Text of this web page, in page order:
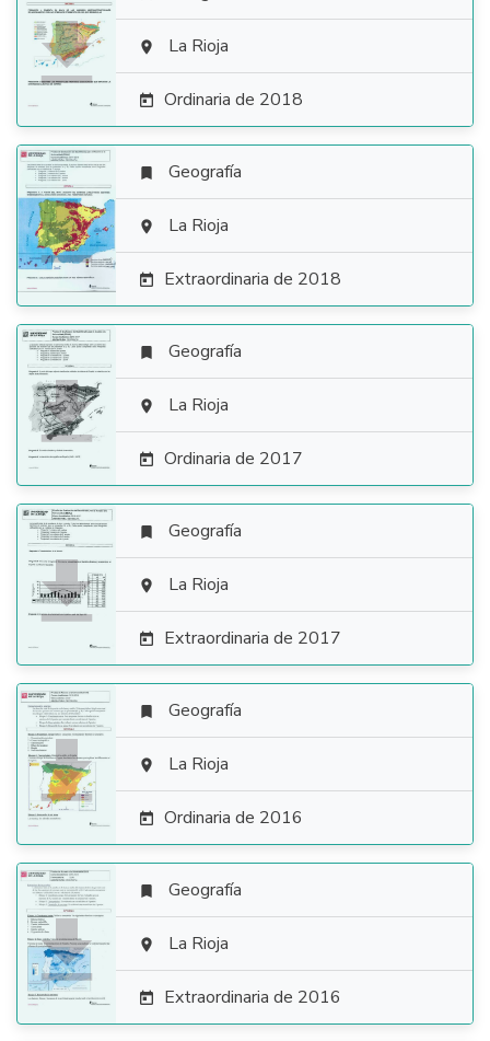
  La Rioja
 Ordinaria de 2018

 Geografía
 La Rioja
 Extraordinaria de 2018

 Geografía
 La Rioja
 Ordinaria de 2017

 Geografía
 La Rioja
 Extraordinaria de 2017

 Geografía
 La Rioja
 Ordinaria de 2016

 Geografía
 La Rioja
 Extraordinaria de 2016